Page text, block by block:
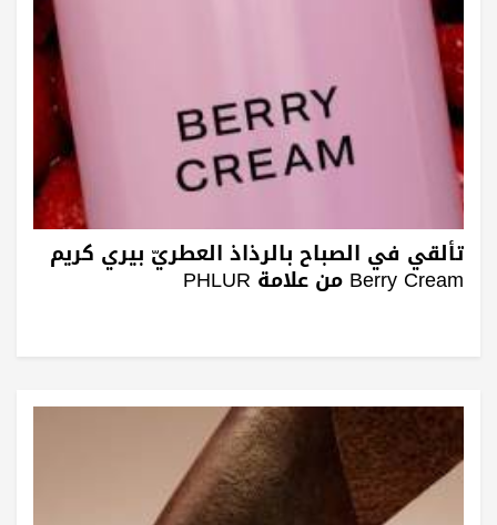
تألقي في الصباح بالرذاذ العطريّ بيري كريم
Berry Cream من علامة PHLUR